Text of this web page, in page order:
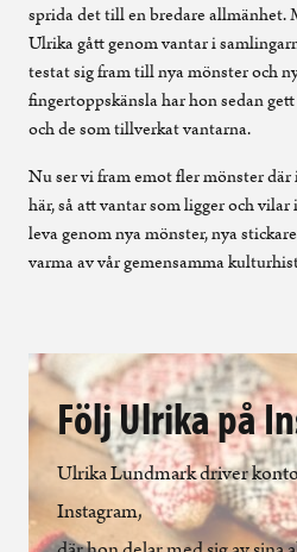
sprida det till en bredare allmänhet.
Ulrika gått genom vantar i
testat sig fram till nya mönster och
fingertoppskänsla har hon sedan
och de som tillverkat vantarna.
Nu ser vi fram emot fler mönster
här, så att vantar som ligger och
leva genom nya mönster, nya
varma av vår gemensamma
Följ Ulrika på
Ulrika Lundmark driver
Instagram,